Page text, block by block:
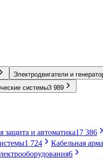
Электродвигатели и
системы3 989
защита и автоматика17 386
1 724 Кабельная
6